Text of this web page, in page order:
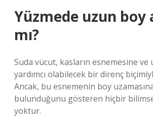
Yüzmede uzun boy
mı?
Suda vücut, kasların esnemesine ve
yardımcı olabilecek bir direnç
Ancak, bu esnemenin boy
bulunduğunu gösteren hiçbir
yoktur.